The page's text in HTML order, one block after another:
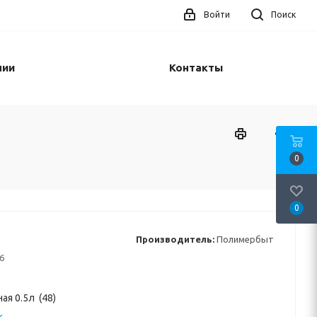
Поиск
Войти
Контакты
Производитель: Полимербыт
0.5л (48)
0
0